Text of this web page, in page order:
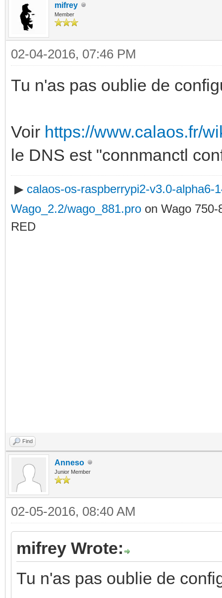
mifrey
Member
02-04-2016, 07:46 PM
Tu n'as pas oublie de
Voir https://www.calaos.fr/
le DNS est "connmanctl
▶ calaos-os-raspberrypi2-v3.0-alpha6-
Wago_2.2/wago_881.pro on Wago 750-
RED
Find
Anneso
Junior Member
02-05-2016, 08:40 AM
mifrey Wrote:
Tu n'as pas oublie de